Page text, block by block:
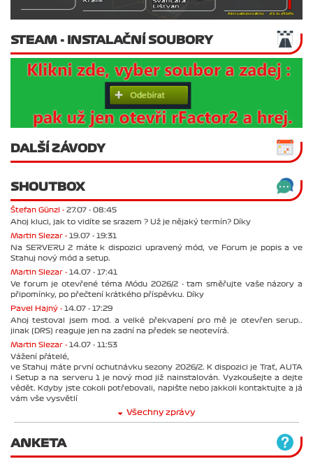
STEAM - INSTALAČNÍ SOUBORY
DALŠÍ ZÁVODY
SHOUTBOX
Štefan Günzl - 27.07 - 08:45
Ahoj kluci, jak to vidíte se srazem ? Už je nějaký termín? Díky
Martin Slezar - 19.07 - 19:31
Na SERVERU 2 máte k dispozici upravený mód, ve Forum je popis a ve
Stahuj nový mód a setup.
Martin Slezar - 14.07 - 17:41
Ve forum je otevřené téma Módu 2026/2 - tam směřujte vaše názory a
připomínky, po přečtení krátkého příspěvku. Díky
Pavel Hajný - 14.07 - 17:29
Ahoj testoval jsem mod. a velké překvapení pro mě je otevřen serup..
jinak (DRS) reaguje jen na zadní na předek se neotevírá.
Martin Slezar - 14.07 - 11:53
Vážení přátelé,
ve Stahuj máte první ochutnávku sezony 2026/2. K dispozici je Trať, AUTA
i Setup a na serveru 1 je nový mod již nainstalován. Vyzkoušejte a dejte
vědět. Kdyby jste cokoli potřebovali, napište nebo jakkoli kontaktujte a já
vám vše vysvětlí
Všechny zprávy
ANKETA